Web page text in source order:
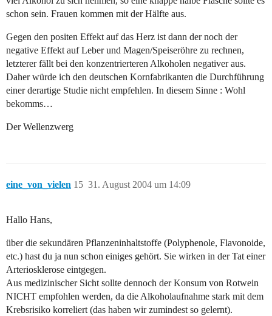
schon sein. Frauen kommen mit der Hälfte aus.
Gegen den positen Effekt auf das Herz ist dann der noch der
negative Effekt auf Leber und Magen/Speiseröhre zu rechnen,
letzterer fällt bei den konzentrierteren Alkoholen negativer aus.
Daher würde ich den deutschen Kornfabrikanten die Durchführung
einer derartige Studie nicht empfehlen. In diesem Sinne : Wohl
bekomms…
Der Wellenzwerg
eine_von_vielen 31. August 2004 um 14:09
15
Hallo Hans,
über die sekundären Pflanzeninhaltstoffe (Polyphenole, Flavonoide,
etc.) hast du ja nun schon einiges gehört. Sie wirken in der Tat einer
Arteriosklerose eintgegen.
Aus medizinischer Sicht sollte dennoch der Konsum von Rotwein
NICHT empfohlen werden, da die Alkoholaufnahme stark mit dem
Krebsrisiko korreliert (das haben wir zumindest so gelernt).